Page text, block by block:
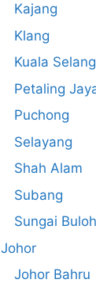
Kajang
Klang
Kuala
Petaling
Puchong
Selayang
Shah Alam
Subang
Sungai Buloh
Johor
Johor Bahru